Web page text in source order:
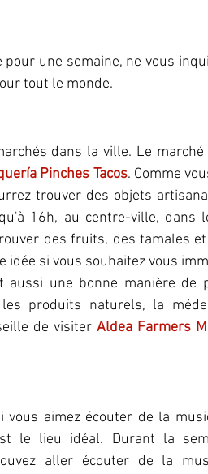
une semaine, ne vous
tout le monde.
dans la ville. Le
Pinches Tacos. Comme
trouver des objets
16h, au centre-ville, dans
des fruits, des tamales
si vous souhaitez vous
aussi une bonne manière de
produits naturels, la
de visiter Aldea Farmers
vous aimez écouter de la
le lieu idéal. Durant la
aller écouter de la